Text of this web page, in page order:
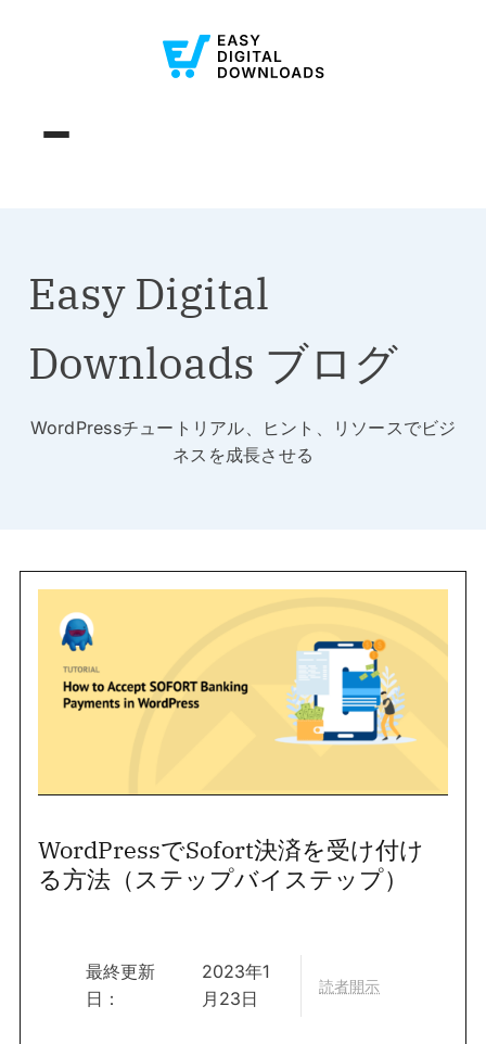
Easy Digital
Downloads ブログ
WordPressチュートリアル、ヒント、リソースでビジ
ネスを成長させる
WordPressでSofort決済を受け付け
る方法（ステップバイステップ）
最終更新
日：
2023年1
月23日
読者開示